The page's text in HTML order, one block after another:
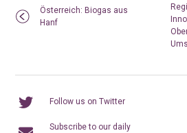
Österreich: Biogas aus
Hanf
Follow us on Twitter
Subscribe to our daily